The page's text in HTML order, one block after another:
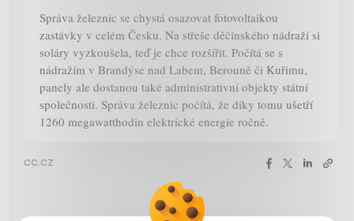
Správa železnic se chystá osazovat fotovoltaikou
zastávky v celém Česku. Na střeše děčínského nádraží si
soláry vyzkoušela, teď je chce rozšířit. Počítá se s
nádražím v Brandýse nad Labem, Berouně či Kuřimu,
panely ale dostanou také administrativní objekty státní
společnosti. Správa železnic počítá, že díky tomu ušetří
1260 megawatthodin elektrické energie ročně.
cc.cz